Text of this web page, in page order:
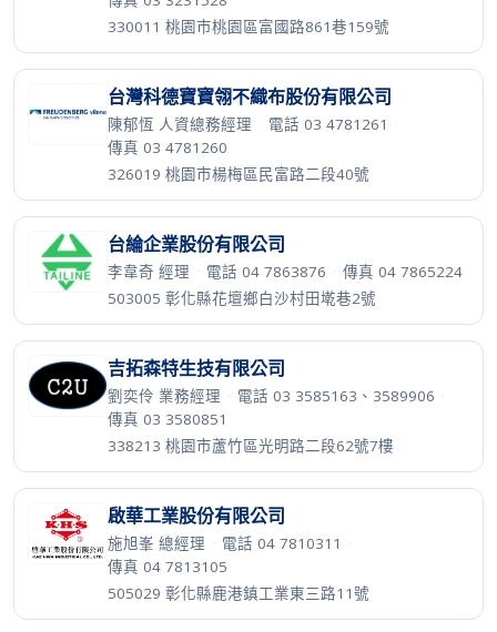
330011 桃園市桃園區富國路861巷159號
台灣科德寶寶翎不織布股份有限公司
陳郁恆 人資總務經理 · 電話 03 4781261 ·
傳真 03 4781260
326019 桃園市楊梅區民富路二段40號
台綸企業股份有限公司
李韋奇 經理 · 電話 04 7863876 · 傳真 04 7865224
503005 彰化縣花壇鄉白沙村田墘巷2號
吉拓森特生技有限公司
劉奕伶 業務經理 · 電話 03 3585163、3589906 ·
傳真 03 3580851
338213 桃園市蘆竹區光明路二段62號7樓
啟華工業股份有限公司
施旭峯 總經理 · 電話 04 7810311 ·
傳真 04 7813105
505029 彰化縣鹿港鎮工業東三路11號